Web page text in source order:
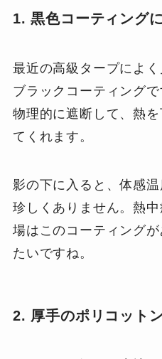
1. 黒色コーティング
最近の高級タープによ
ブラックコーティング
物理的に遮断して、熱
てくれます。
影の下に入ると、体感
珍しくありません。熱
場はこのコーティング
たいですね。
2. 厚手のポリコット